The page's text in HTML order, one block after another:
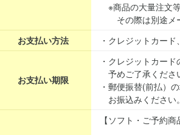
※商品の大量注文
その際は別途メー
お支払い方法
・クレジットカー
お支払い期限
・クレジットカー
予めご了承くださ
・郵便振替(前払）
お振込みください。
【ソフト・ご予約